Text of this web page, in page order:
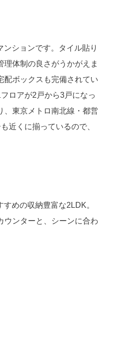
ションです。タイル貼り
体制の良さがうかがえま
配ボックスも完備されてい
ロアが2戸から3戸になっ
、東京メトロ南北線・都営
近くに揃っているので、
めの収納豊富な2LDK。
ウンターと、シーンに合わ